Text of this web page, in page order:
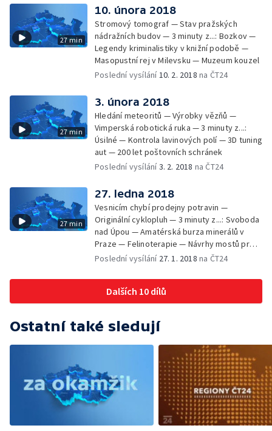
27 min
10. února 2018
Stromový tomograf — Stav pražských
nádražních budov — 3 minuty z...: Bozkov —
Legendy kriminalistiky v knižní podobě —
Masopustní rej v Milevsku — Muzeum kouzel
Poslední vysílání10. 2. 2018 na ČT24
27 min
3. února 2018
Hledání meteoritů — Výrobky vězňů —
Vimperská robotická ruka — 3 minuty z...:
Úsilné — Kontrola lavinových polí — 3D tuning
aut — 200 let poštovních schránek
Poslední vysílání3. 2. 2018 na ČT24
27 min
27. ledna 2018
Vesnicím chybí prodejny potravin —
Originální cyklopluh — 3 minuty z...: Svoboda
nad Úpou — Amatérská burza minerálů v
Praze — Felinoterapie — Návrhy mostů pro
KRNAP — Výrobce paliček pro bubeníky
Poslední vysílání 27. 1. 2018 na ČT24
Dalších 10 dílů
Ostatní také sledují